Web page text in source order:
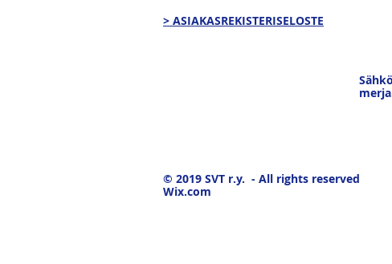
> ASIAKASREKISTERISELOSTE
© 2019 SVT r.y. - All rights reserved
Wix.com